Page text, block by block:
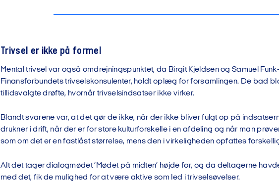
Trivsel er ikke på formel
Mental trivsel var også omdrejningspunktet, da Birgit Kjeldsen og Samuel
Finansforbundets trivselskonsulenter, holdt oplæg for forsamlingen. De bad
tillidsvalgte drøfte, hvornår trivselsindsatser ikke virker.
Blandt svarene var, at det gør de ikke, når der ikke bliver fulgt op på
drukner i drift, når der er for store kulturforskelle i en afdeling og når man
som om det er en fastlåst størrelse, mens den i virkeligheden opfattes
Alt det tager dialogmødet ’Mødet på midten’ højde for, og da deltagerne
med det, fik de mulighed for at være aktive som led i trivselsøvelser.